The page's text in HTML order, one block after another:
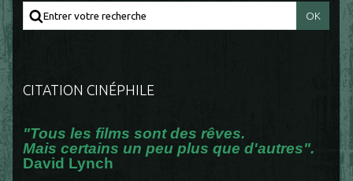
CITATION CINÉPHILE
"Tous les films sont des rêves.
Mais certains un peu plus que d'autres".
David Lynch